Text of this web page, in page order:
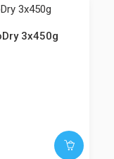
AbsoDry MINI
Cristalele din
3x450g